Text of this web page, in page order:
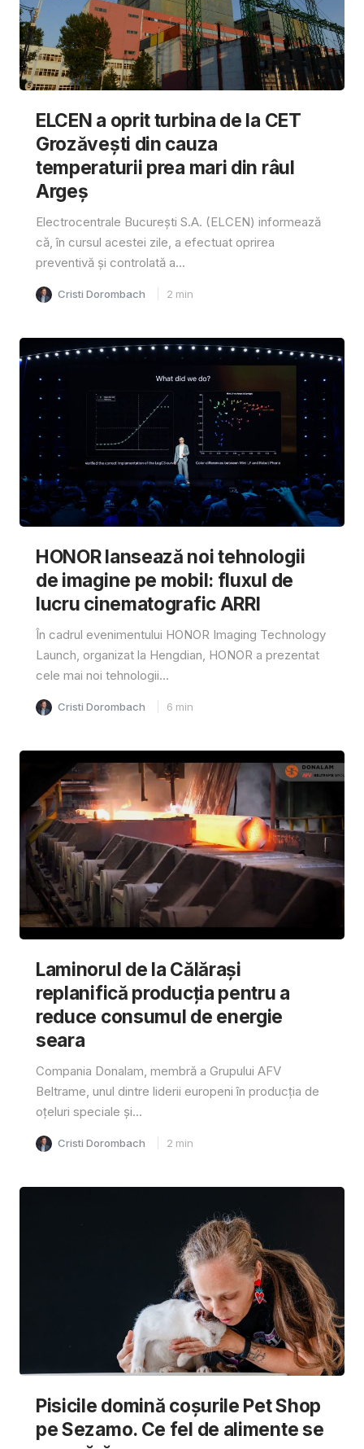
ELCEN a oprit turbina de la CET
Grozăvești din cauza
temperaturii prea mari din râul
Argeș
Electrocentrale București S.A. (ELCEN) informează
că, în cursul acestei zile, a efectuat oprirea
preventivă și controlată a...
Cristi Dorombach 2 min
HONOR lansează noi tehnologii
de imagine pe mobil: fluxul de
lucru cinematografic ARRI
În cadrul evenimentului HONOR Imaging Technology
Launch, organizat la Hengdian, HONOR a prezentat
cele mai noi tehnologii...
Cristi Dorombach 6 min
Laminorul de la Călărași
replanifică producția pentru a
reduce consumul de energie
seara
Compania Donalam, membră a Grupului AFV
Beltrame, unul dintre liderii europeni în producția de
oțeluri speciale și...
Cristi Dorombach 2 min
Pisicile domină coșurile Pet Shop
pe Sezamo. Ce fel de alimente se